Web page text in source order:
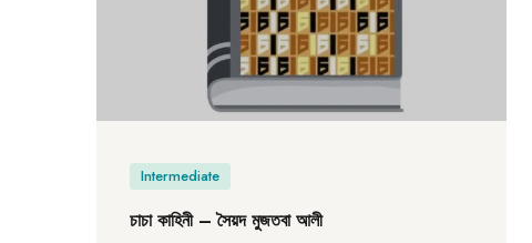
Intermediate
চাচা কাহিনী – সৈয়দ মুজতবা আলী